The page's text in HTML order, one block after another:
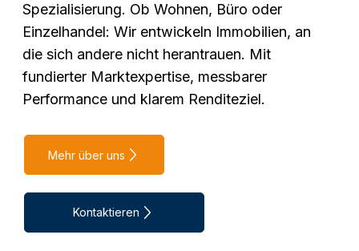
Spezialisierung. Ob Wohnen, Büro oder
Einzelhandel: Wir entwickeln Immobilien, an
die sich andere nicht herantrauen. Mit
fundierter Marktexpertise, messbarer
Performance und klarem Renditeziel.
Mehr über uns
Kontaktieren